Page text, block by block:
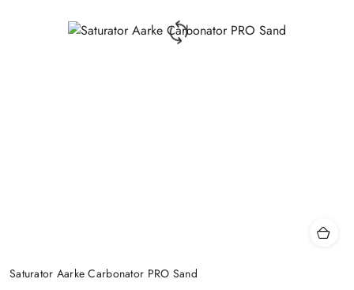
Saturator Aarke Carbonator PRO Sand